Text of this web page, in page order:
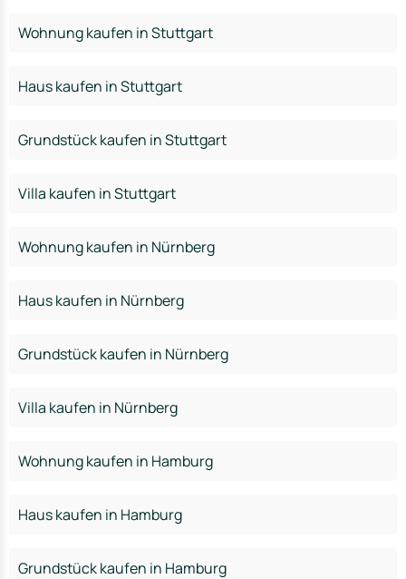
Wohnung kaufen in Stuttgart
Haus kaufen in Stuttgart
Grundstück kaufen in Stuttgart
Villa kaufen in Stuttgart
Wohnung kaufen in Nürnberg
Haus kaufen in Nürnberg
Grundstück kaufen in Nürnberg
Villa kaufen in Nürnberg
Wohnung kaufen in Hamburg
Haus kaufen in Hamburg
Grundstück kaufen in Hamburg